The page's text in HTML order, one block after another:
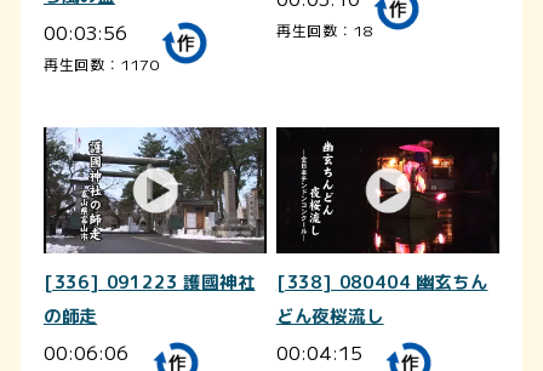
00:03:56
再生回数：1170
再生回数：18
[336] 091223 護國神社
の師走
00:06:06
[338] 080404 幽玄ちん
どん夜桜流し
00:04:15